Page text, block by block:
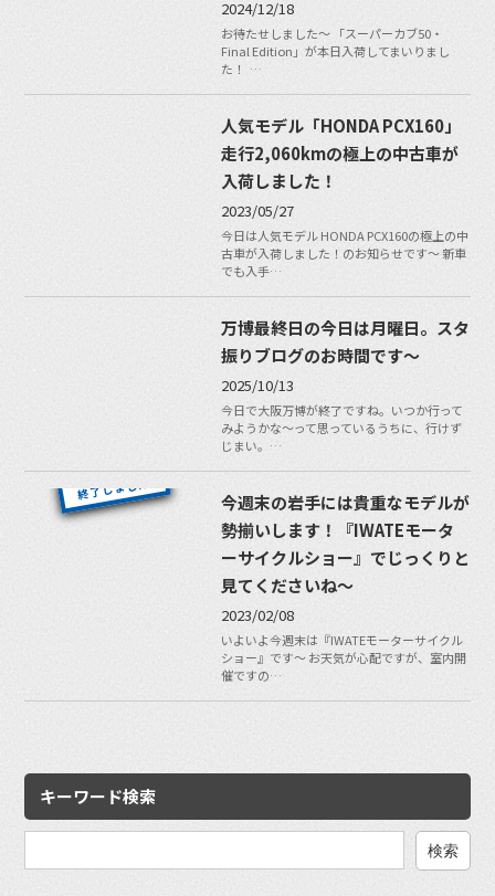
2024/12/18
お待たせしました〜 「スーパーカブ50・
Final Edition」が本日入荷してまいりまし
た！ …
人気モデル「HONDA PCX160」
走行2,060kmの極上の中古車が
入荷しました！
2023/05/27
今日は人気モデル HONDA PCX160の極上の中
古車が入荷しました！のお知らせです〜 新車
でも入手…
万博最終日の今日は月曜日。スタ
振りブログのお時間です〜
2025/10/13
今日で大阪万博が終了ですね。いつか行って
みようかな〜って思っているうちに、行けず
じまい。…
今週末の岩手には貴重なモデルが
勢揃いします！『IWATEモータ
ーサイクルショー』でじっくりと
見てくださいね〜
2023/02/08
いよいよ今週末は『IWATEモーターサイクル
ショー』です〜 お天気が心配ですが、室内開
催ですの…
キーワード検索